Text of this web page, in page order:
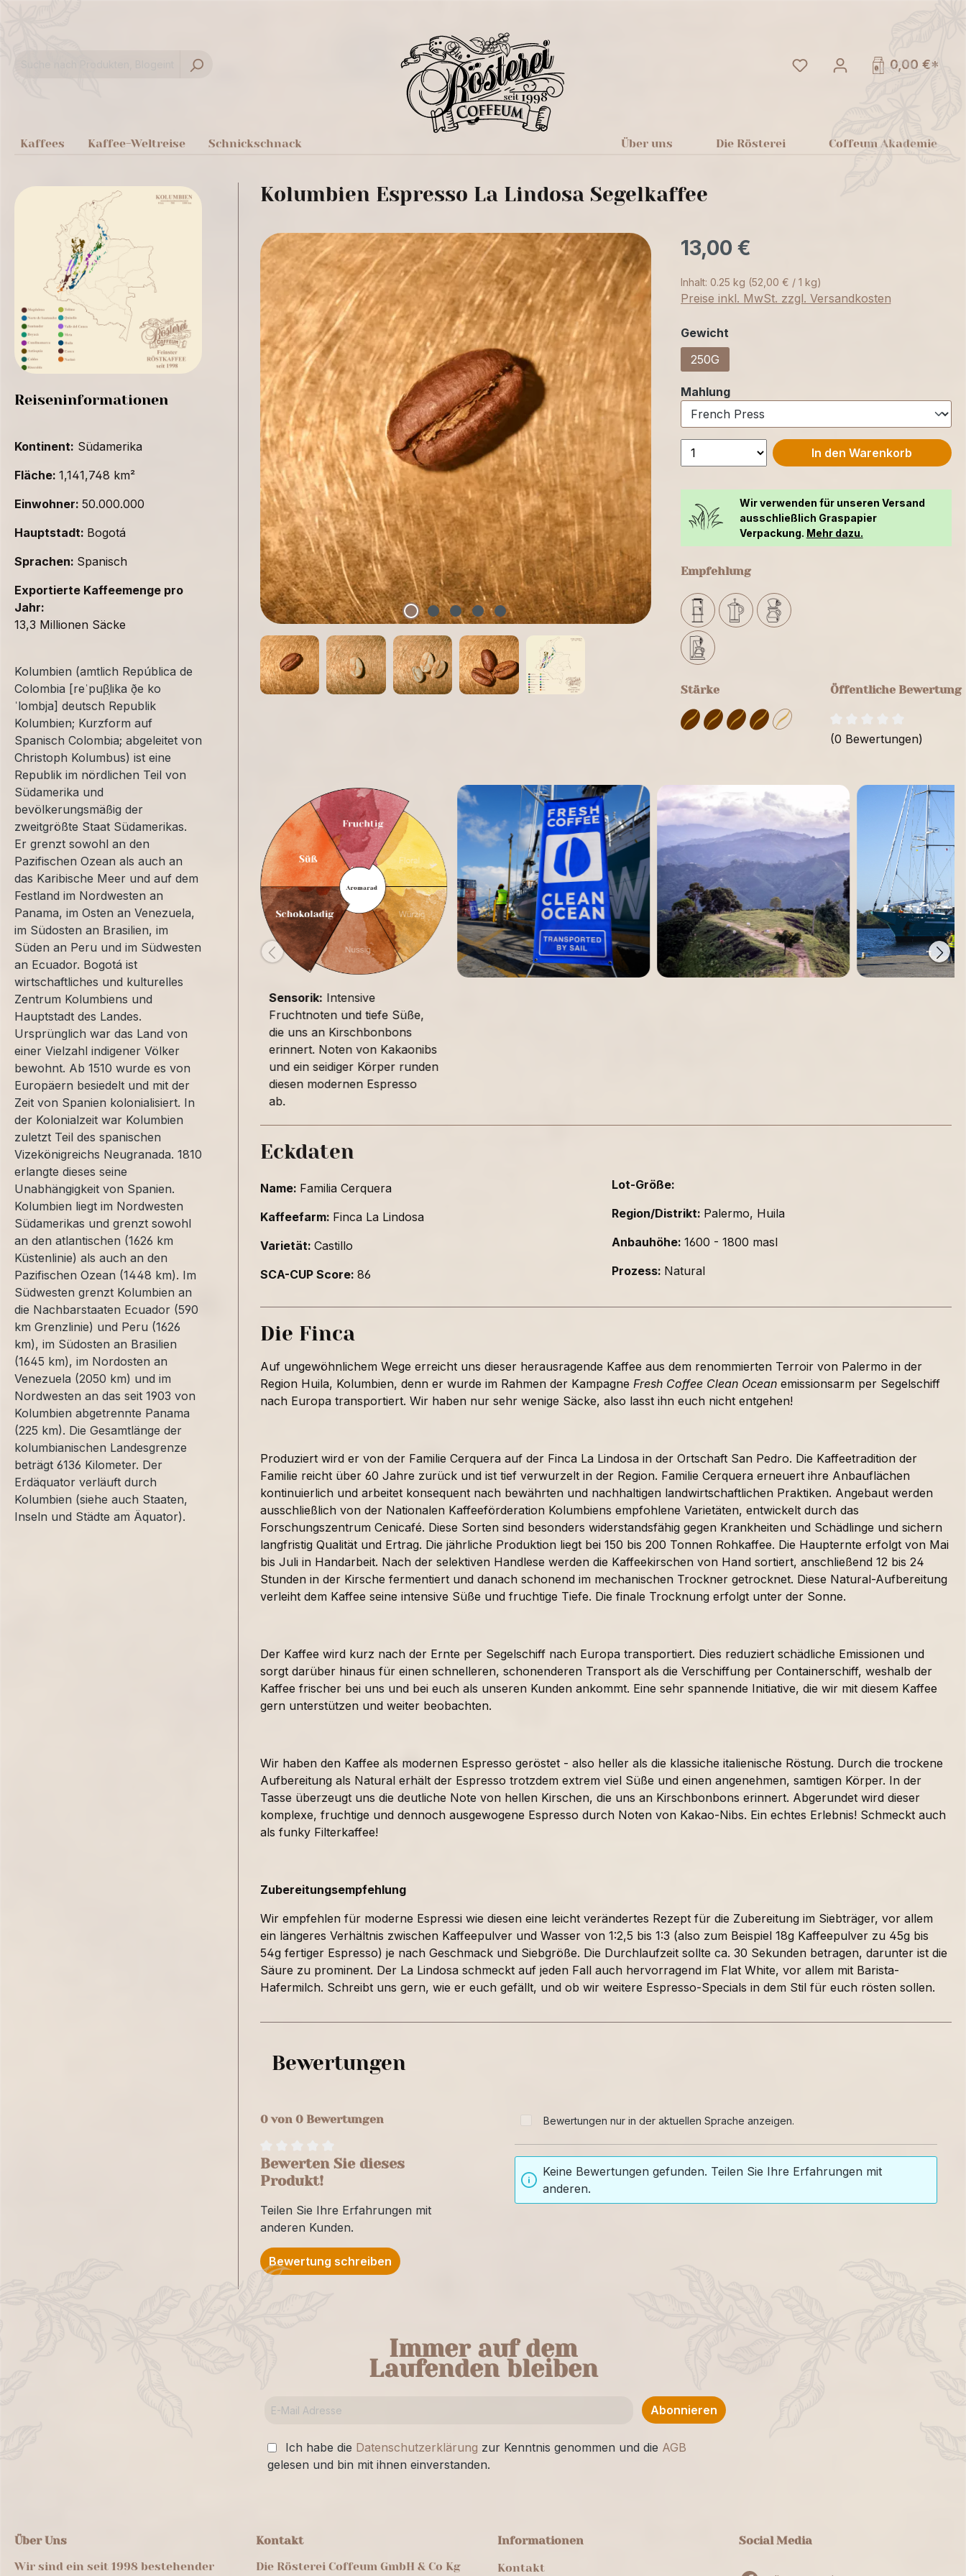
Du hast 0 Produkte auf
0,00 €*
Kaffees Kaffee-Weltreise Schnickschnack Über uns Die Rösterei Coffeum Akademie
Reiseninformationen
Kontinent: Südamerika
Fläche: 1,141,748 km²
Einwohner: 50.000.000
Hauptstadt: Bogotá
Sprachen: Spanisch
Exportierte Kaffeemenge pro
Jahr:
13,3 Millionen Säcke
Kolumbien (amtlich República de
Colombia [reˈpuβ̞lika ð̞e ko
ˈlombja] deutsch Republik
Kolumbien; Kurzform auf
Spanisch Colombia; abgeleitet von
Christoph Kolumbus) ist eine
Republik im nördlichen Teil von
Südamerika und
bevölkerungsmäßig der
zweitgrößte Staat Südamerikas.
Er grenzt sowohl an den
Pazifischen Ozean als auch an
das Karibische Meer und auf dem
Festland im Nordwesten an
Panama, im Osten an Venezuela,
im Südosten an Brasilien, im
Süden an Peru und im Südwesten
an Ecuador. Bogotá ist
wirtschaftliches und kulturelles
Zentrum Kolumbiens und
Hauptstadt des Landes.
Ursprünglich war das Land von
einer Vielzahl indigener Völker
bewohnt. Ab 1510 wurde es von
Europäern besiedelt und mit der
Zeit von Spanien kolonialisiert. In
der Kolonialzeit war Kolumbien
zuletzt Teil des spanischen
Vizekönigreichs Neugranada. 1810
erlangte dieses seine
Unabhängigkeit von Spanien.
Kolumbien liegt im Nordwesten
Südamerikas und grenzt sowohl
an den atlantischen (1626 km
Küstenlinie) als auch an den
Pazifischen Ozean (1448 km). Im
Südwesten grenzt Kolumbien an
die Nachbarstaaten Ecuador (590
km Grenzlinie) und Peru (1626
km), im Südosten an Brasilien
(1645 km), im Nordosten an
Venezuela (2050 km) und im
Nordwesten an das seit 1903 von
Kolumbien abgetrennte Panama
(225 km). Die Gesamtlänge der
kolumbianischen Landesgrenze
beträgt 6136 Kilometer. Der
Erdäquator verläuft durch
Kolumbien (siehe auch Staaten,
Inseln und Städte am Äquator).
Kolumbien Espresso La Lindosa Segelkaffee
13,00 €
Inhalt: 0.25 kg (52,00 € / 1 kg)
Preise inkl. MwSt. zzgl. Versandkosten
Gewichtauswählen
250G
Mahlungauswählen
In den Warenkorb
Wir verwenden für unseren Versand
ausschließlich Graspapier
Verpackung. Mehr dazu.
Empfehlung
Stärke Öffentliche Bewertung
(0 Bewertungen)
Sensorik: Intensive
Fruchtnoten und tiefe Süße,
die uns an Kirschbonbons
erinnert. Noten von Kakaonibs
und ein seidiger Körper runden
diesen modernen Espresso
ab.
Eckdaten
Name: Familia Cerquera
Kaffeefarm: Finca La Lindosa
Varietät: Castillo
SCA-CUP Score: 86
Lot-Größe:
Region/Distrikt: Palermo, Huila
Anbauhöhe: 1600 - 1800 masl
Prozess: Natural
Die Finca
Auf ungewöhnlichem Wege erreicht uns dieser herausragende Kaffee aus dem renommierten Terroir von Palermo in der
Region Huila, Kolumbien, denn er wurde im Rahmen der Kampagne Fresh Coffee Clean Ocean emissionsarm per Segelschiff
nach Europa transportiert. Wir haben nur sehr wenige Säcke, also lasst ihn euch nicht entgehen!
Produziert wird er von der Familie Cerquera auf der Finca La Lindosa in der Ortschaft San Pedro. Die Kaffeetradition der
Familie reicht über 60 Jahre zurück und ist tief verwurzelt in der Region. Familie Cerquera erneuert ihre Anbauflächen
kontinuierlich und arbeitet konsequent nach bewährten und nachhaltigen landwirtschaftlichen Praktiken. Angebaut werden
ausschließlich von der Nationalen Kaffeeförderation Kolumbiens empfohlene Varietäten, entwickelt durch das
Forschungszentrum Cenicafé. Diese Sorten sind besonders widerstandsfähig gegen Krankheiten und Schädlinge und sichern
langfristig Qualität und Ertrag. Die jährliche Produktion liegt bei 150 bis 200 Tonnen Rohkaffee. Die Haupternte erfolgt von Mai
bis Juli in Handarbeit. Nach der selektiven Handlese werden die Kaffeekirschen von Hand sortiert, anschließend 12 bis 24
Stunden in der Kirsche fermentiert und danach schonend im mechanischen Trockner getrocknet. Diese Natural-Aufbereitung
verleiht dem Kaffee seine intensive Süße und fruchtige Tiefe. Die finale Trocknung erfolgt unter der Sonne.
Der Kaffee wird kurz nach der Ernte per Segelschiff nach Europa transportiert. Dies reduziert schädliche Emissionen und
sorgt darüber hinaus für einen schnelleren, schonenderen Transport als die Verschiffung per Containerschiff, weshalb der
Kaffee frischer bei uns und bei euch als unseren Kunden ankommt. Eine sehr spannende Initiative, die wir mit diesem Kaffee
gern unterstützen und weiter beobachten.
Wir haben den Kaffee als modernen Espresso geröstet - also heller als die klassiche italienische Röstung. Durch die trockene
Aufbereitung als Natural erhält der Espresso trotzdem extrem viel Süße und einen angenehmen, samtigen Körper. In der
Tasse überzeugt uns die deutliche Note von hellen Kirschen, die uns an Kirschbonbons erinnert. Abgerundet wird dieser
komplexe, fruchtige und dennoch ausgewogene Espresso durch Noten von Kakao-Nibs. Ein echtes Erlebnis! Schmeckt auch
als funky Filterkaffee!
Zubereitungsempfehlung
Wir empfehlen für moderne Espressi wie diesen eine leicht verändertes Rezept für die Zubereitung im Siebträger, vor allem
ein längeres Verhältnis zwischen Kaffeepulver und Wasser von 1:2,5 bis 1:3 (also zum Beispiel 18g Kaffeepulver zu 45g bis
54g fertiger Espresso) je nach Geschmack und Siebgröße. Die Durchlaufzeit sollte ca. 30 Sekunden betragen, darunter ist die
Säure zu prominent. Der La Lindosa schmeckt auf jeden Fall auch hervorragend im Flat White, vor allem mit Barista-
Hafermilch. Schreibt uns gern, wie er euch gefällt, und ob wir weitere Espresso-Specials in dem Stil für euch rösten sollen.
Bewertungen
0 von 0 Bewertungen
Bewerten Sie dieses
Produkt!
Teilen Sie Ihre Erfahrungen mit
anderen Kunden.
Bewertung schreiben
Bewertungen nur in der aktuellen Sprache anzeigen.
Keine Bewertungen gefunden. Teilen Sie Ihre Erfahrungen mit
anderen.
Immer auf dem
Laufenden bleiben
Abonnieren
Ich habe die Datenschutzerklärung zur Kenntnis genommen und die AGB
gelesen und bin mit ihnen einverstanden.
Über Uns
Wir sind ein seit 1998 bestehender
Kontakt
Die Rösterei Coffeum GmbH & Co Kg
Informationen
Kontakt
Social Media